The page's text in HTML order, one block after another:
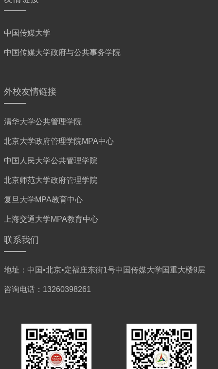
中国传媒大学
中国传媒大学政府与公共事务学院
外校友情链接
清华大学公共管理学院
北京大学政府管理学院MPA中心
中国人民大学公共管理学院
北京师范大学政府管理学院
复旦大学MPA教育中心
上海交通大学MPA教育中心
联系我们
地址：中国•北京•定福庄东街1号中国传媒大学国重大楼9层
咨询电话：13260398261